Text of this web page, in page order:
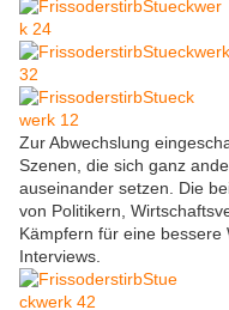
Zur Abwechslung
Szenen, die sich ganz
auseinander setzen. Die
von Politikern,
Kämpfern für eine bessere
Interviews.